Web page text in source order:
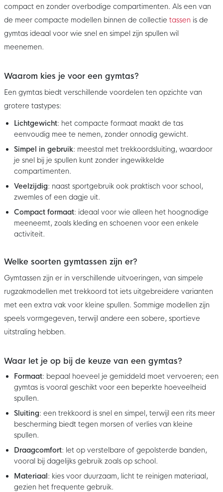
compact en zonder overbodige compartimenten. Als een van
de meer compacte modellen binnen de collectie tassen is de
gymtas ideaal voor wie snel en simpel zijn spullen wil
meenemen.
Waarom kies je voor een gymtas?
Een gymtas biedt verschillende voordelen ten opzichte van
grotere tastypes:
Lichtgewicht: het compacte formaat maakt de tas
eenvoudig mee te nemen, zonder onnodig gewicht.
Simpel in gebruik: meestal met trekkoordsluiting, waardoor
je snel bij je spullen kunt zonder ingewikkelde
compartimenten.
Veelzijdig: naast sportgebruik ook praktisch voor school,
zwemles of een dagje uit.
Compact formaat: ideaal voor wie alleen het hoognodige
meeneemt, zoals kleding en schoenen voor een enkele
activiteit.
Welke soorten gymtassen zijn er?
Gymtassen zijn er in verschillende uitvoeringen, van simpele
rugzakmodellen met trekkoord tot iets uitgebreidere varianten
met een extra vak voor kleine spullen. Sommige modellen zijn
speels vormgegeven, terwijl andere een sobere, sportieve
uitstraling hebben.
Waar let je op bij de keuze van een gymtas?
Formaat: bepaal hoeveel je gemiddeld moet vervoeren; een
gymtas is vooral geschikt voor een beperkte hoeveelheid
spullen.
Sluiting: een trekkoord is snel en simpel, terwijl een rits meer
bescherming biedt tegen morsen of verlies van kleine
spullen.
Draagcomfort: let op verstelbare of gepolsterde banden,
vooral bij dagelijks gebruik zoals op school.
Materiaal: kies voor duurzaam, licht te reinigen materiaal,
gezien het frequente gebruik.